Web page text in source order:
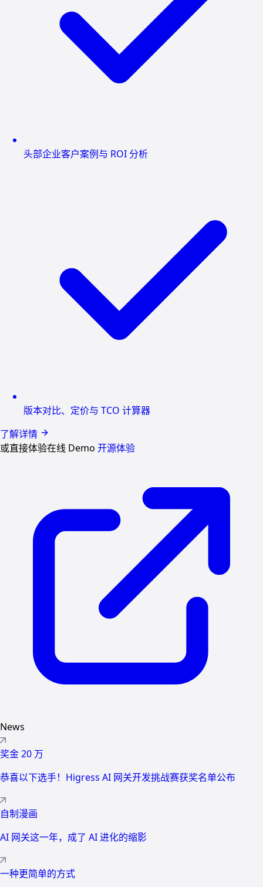
头部企业客户案例与 ROI 分析
版本对比、定价与 TCO 计算器
了解详情
或直接体验在线 Demo 开源体验
News
奖金 20 万
恭喜以下选手！Higress AI 网关开发挑战赛获奖名单公布
自制漫画
AI 网关这一年，成了 AI 进化的缩影
一种更简单的方式